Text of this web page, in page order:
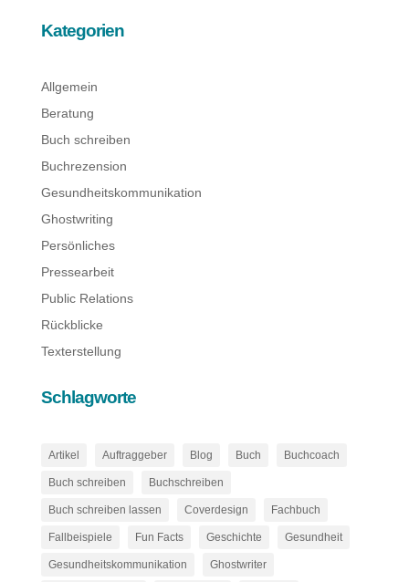
Kategorien
Allgemein
Beratung
Buch schreiben
Buchrezension
Gesundheitskommunikation
Ghostwriting
Persönliches
Pressearbeit
Public Relations
Rückblicke
Texterstellung
Schlagworte
Artikel Auftraggeber Blog Buch Buchcoach
Buch schreiben Buchschreiben
Buch schreiben lassen Coverdesign Fachbuch
Fallbeispiele Fun Facts Geschichte Gesundheit
Gesundheitskommunikation Ghostwriter